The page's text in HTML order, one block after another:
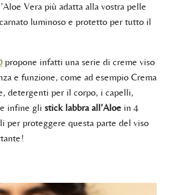
Vera più adatta alla vostra pelle
luminoso e protetto per tutto il
propone infatti una serie di creme viso
e funzione, come ad esempio Crema
detergenti per il corpo, i capelli,
infine gli stick labbra all’Aloe in 4
per proteggere questa parte del viso